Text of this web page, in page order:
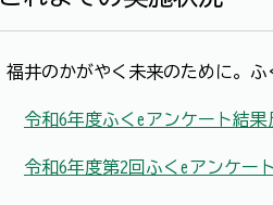
福井のかがやく未来のために。ふ
令和6年度ふくeアンケート結果
令和6年度第2回ふくeアンケー